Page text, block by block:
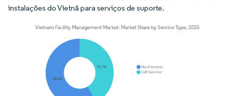
instalações do Vietnã para serviços de suporte.